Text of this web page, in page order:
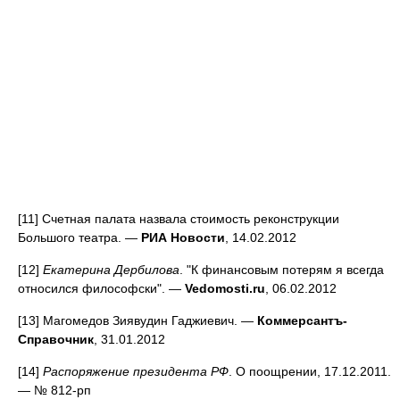
[11] Счетная палата назвала стоимость реконструкции
Большого театра. — РИА Новости , 14.02.2012
[12] Екатерина Дербилова . "К финансовым потерям я всегда
относился философски". — Vedomosti.ru , 06.02.2012
[13] Магомедов Зиявудин Гаджиевич. — Коммерсантъ-
Справочник , 31.01.2012
[14] Распоряжение президента РФ . О поощрении, 17.12.2011.
— № 812-рп